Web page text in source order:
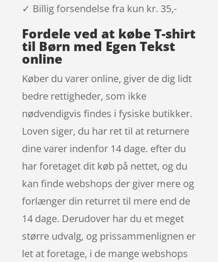
✓ Billig forsendelse fra kun kr. 35,-
Fordele ved at købe T-shirt
til Børn med Egen Tekst
online
Køber du varer online, giver de dig lidt
bedre rettigheder, som ikke
nødvendigvis findes i fysiske butikker.
Loven siger, du har ret til at returnere
dine varer indenfor 14 dage. efter du
har foretaget dit køb på nettet, og du
kan finde webshops der giver mere og
forlænger din returret til mere end de
14 dage. Derudover har du et meget
større udvalg, og prissammenlignen er
let at foretage, i de mange webshops